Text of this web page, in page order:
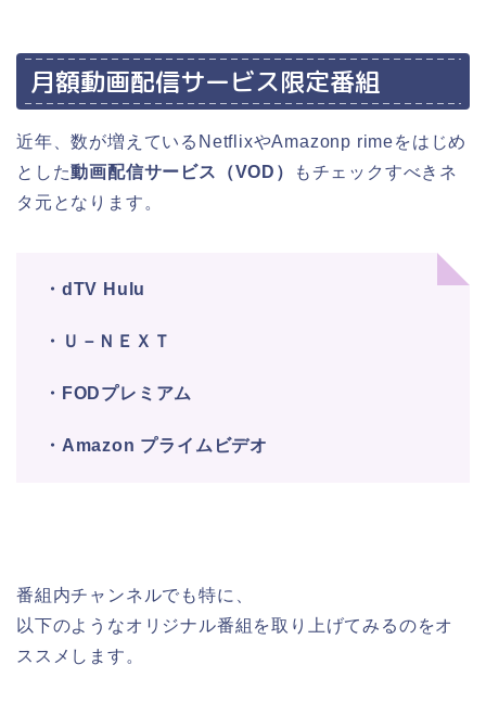
月額動画配信サービス限定番組
近年、数が増えている NetflixやAmazonp rimeをはじめ
とした動画配信サービス（VOD ）
もチェックすべきネ
タ元となります。
・dTV Hulu
・Ｕ－ＮＥＸＴ
・FODプレミアム
・Amazon プライムビデオ
番組内チャンネルでも特に、
以下のようなオリジナル番組を取り上げてみるのをオ
ススメします。